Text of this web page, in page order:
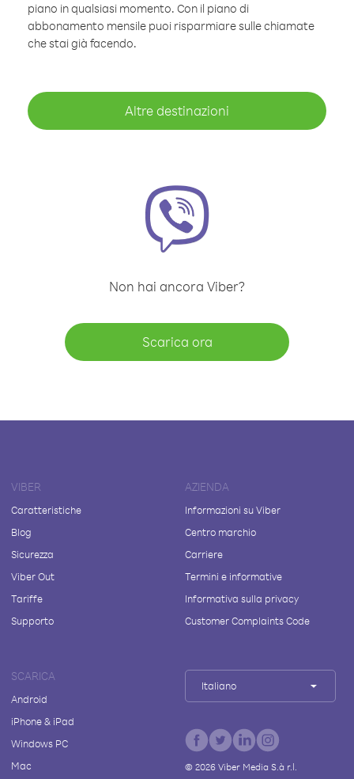
piano in qualsiasi momento. Con il piano di
abbonamento mensile puoi risparmiare sulle chiamate
che stai già facendo.
Altre destinazioni
Non hai ancora Viber?
Scarica ora
VIBER
Caratteristiche
Blog
Sicurezza
Viber Out
Tariffe
Supporto
AZIENDA
Informazioni su Viber
Centro marchio
Carriere
Termini e informative
Informativa sulla privacy
Customer Complaints Code
SCARICA
Android
iPhone & iPad
Windows PC
Mac
Italiano
© 2026Viber Media S.à r.l.